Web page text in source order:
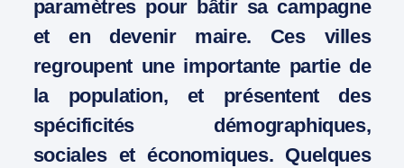
paramètres pour bâtir sa campagne
et en devenir maire. Ces villes
regroupent une importante partie de
la population, et présentent des
spécificités démographiques,
sociales et économiques. Quelques